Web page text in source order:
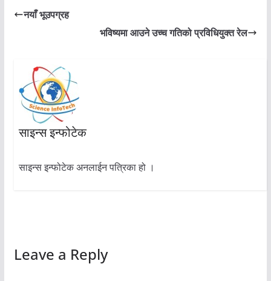
नयाँ भूउपग्रह
भविष्यमा आउने उच्च गतिको प्रविधियुक्त रेल
साइन्स इन्फोटेक
साइन्स इन्फोटेक अनलाईन पत्रिका हो ।
Leave a Reply